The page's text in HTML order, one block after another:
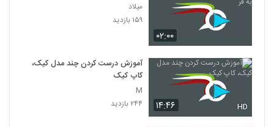
۰۲:۰۰
میلاد
۱۵۹ بازدید
۱۴:۴۶ HD
آموزش درست کردن چند مدل کیک،
کاپ کیک
M
۲۴۴ بازدید